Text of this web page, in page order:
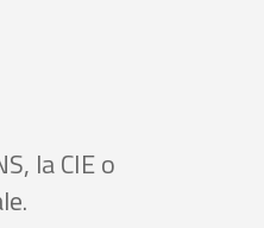
la CIE o